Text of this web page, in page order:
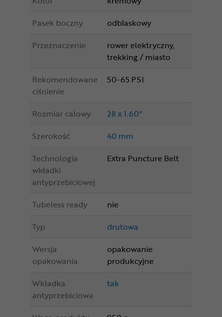
Pasek boczny
odblaskowy
Przeznaczenie
rower elektryczny,
trekking / miasto
Rekomendowane
ciśnienie
50-65 PSI
Rozmiar calowy
28 x 1.60"
Szerokość
40 mm
Technologia
wkładki
antyprzebiciowej
Extra Puncture Belt
Tubeless ready
nie
Typ
drutowa
Wersja
opakowania
opakowanie
produkcyjne
Wkładka
antyprzebiciowa
tak